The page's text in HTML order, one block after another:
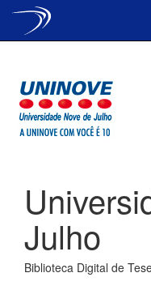
Julho
Biblioteca Digital de